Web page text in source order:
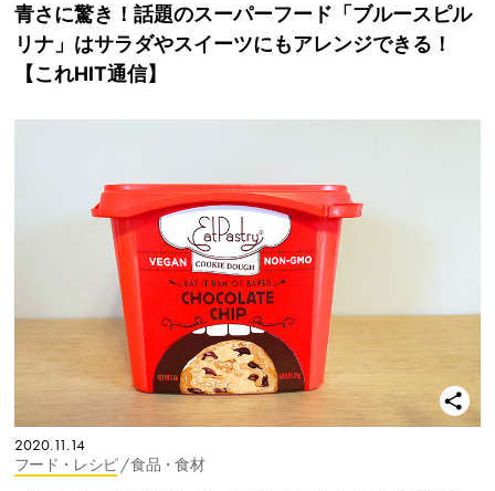
青さに驚き！話題のスーパーフード「ブルースピル
リナ」はサラダやスイーツにもアレンジできる！
【これHIT通信】
2020.11.14
フード・レシピ / 食品・食材